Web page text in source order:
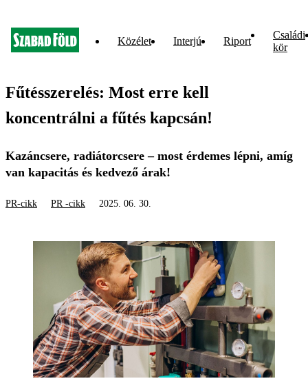
Közélet Interjú Riport
Családi
kör
Fűtésszerelés: Most erre kell
koncentrálni a fűtés kapcsán!
Kazáncsere, radiátorcsere – most érdemes lépni, amíg
van kapacitás és kedvező árak!
PR-cikk PR -cikk 2025. 06. 30.